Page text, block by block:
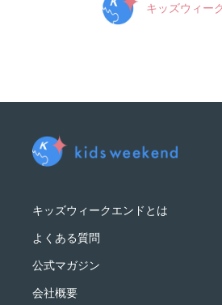
キッズウィー
キッズウィークエンドとは
よくある質問
公式マガジン
会社概要